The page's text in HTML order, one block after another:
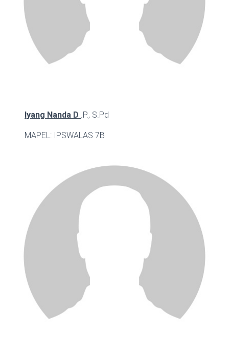
Iyang Nanda D .P., S.Pd
MAPEL: IPSWALAS 7B